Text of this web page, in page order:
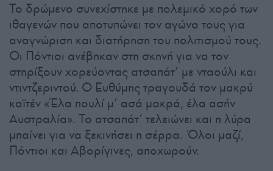
Το δρώμενο συνεχίστηκε με πολεμικό χορό των
ιθαγενών που αποτυπώνει τον αγώνα τους για
αναγνώριση και διατήρηση του πολιτισμού τους.
Οι Πόντιοι ανέβηκαν στη σκηνή για να τον
στηρίξουν χορεύοντας ατσαπάτ’ με νταούλι και
ντιντζεριντού. Ο Ευθύμης τραγουδά τον μακρύ
καϊτέν «Έλα πουλί μ’ ασά μακρά, έλα ασήν
Αυστραλία». Το ατσαπάτ’ τελειώνει και η λύρα
μπαίνει για να ξεκινήσει η σέρρα. Όλοι μαζί,
Πόντιοι και Αβορίγινες, αποχωρούν.